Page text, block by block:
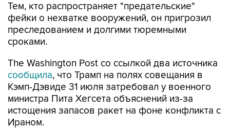
Тем, кто распространяет "предательские"
фейки о нехватке вооружений, он пригрозил
преследованием и долгими тюремными
сроками.
The Washington Post со ссылкой два источника
сообщила, что Трамп на полях совещания в
Кэмп-Дэвиде 31 июля затребовал у военного
министра Пита Хегсета объяснений из-за
истощения запасов ракет на фоне конфликта с
Ираном.